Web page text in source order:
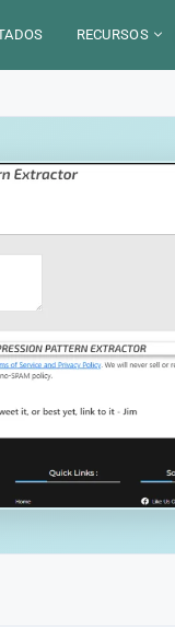
IA
web y estrategia de
Ver nuestros servicios
RECURSOS
el SEO.
las herramientas